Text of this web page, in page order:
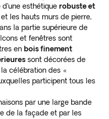
esthétique robuste et
les hauts murs de pierre,
la partie supérieure de
et fenêtres sont
en bois finement
sont décorées de
célébration des «
participent tous les
par une large bande
de la façade et par les